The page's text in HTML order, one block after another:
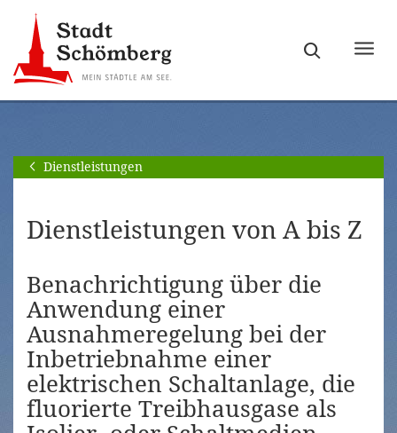
Hauptnavigation
springen
[Alt]+
Seiteninhalt
springen
[Alt]+
Dienstleistungen
Dienstleistungen von A bis Z
Benachrichtigung über die
Anwendung einer
Ausnahmeregelung bei der
Inbetriebnahme einer
elektrischen Schaltanlage, die
fluorierte Treibhausgase als